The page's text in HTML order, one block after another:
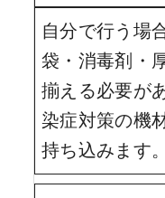
自分で行う場
袋・消毒剤・
揃える必要が
染症対策の機
持ち込みます。